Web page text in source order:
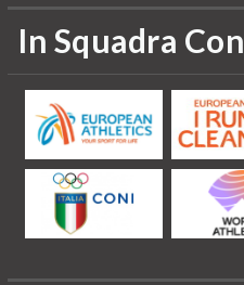
In Squadra Con